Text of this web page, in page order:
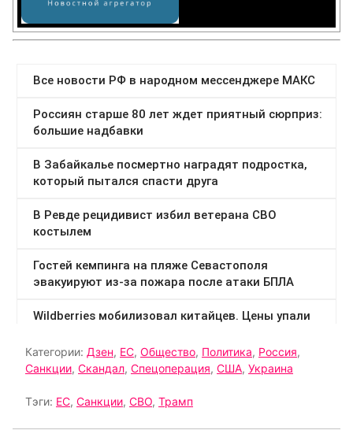
Категории: Дзен, ЕС, Общество, Политика, Россия,
Санкции, Скандал, Спецоперация, США, Украина
Тэги: ЕС, Санкции, СВО, Трамп